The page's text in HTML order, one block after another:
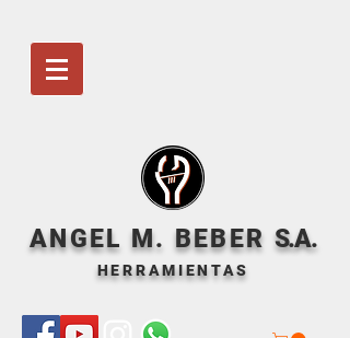
ANGEL M. BEBER S.A.
HERRAMIENTAS